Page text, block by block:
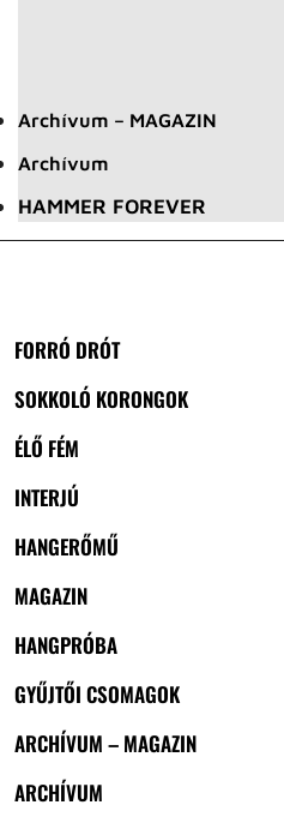
Archívum – MAGAZIN
Archívum
HAMMER FOREVER
FORRÓ DRÓT
SOKKOLÓ KORONGOK
ÉLŐ FÉM
INTERJÚ
HANGERŐMŰ
MAGAZIN
HANGPRÓBA
GYŰJTŐI CSOMAGOK
ARCHÍVUM – MAGAZIN
ARCHÍVUM